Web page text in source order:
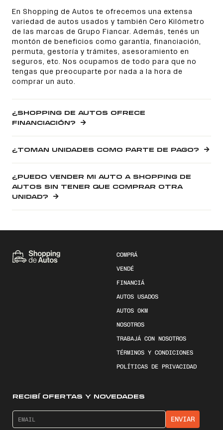
En Shopping de Autos te ofrecemos una extensa
variedad de autos usados y también Cero Kilómetro
de las marcas de Grupo Fiancar. Además, tenés un
montón de beneficios como garantía, financiación,
permuta, gestoría y trámites, asesoramiento en
seguros, etc. Nos ocupamos de todo para que no
tengas que preocuparte por nada a la hora de
comprar un auto.
¿SHOPPING DE AUTOS OFRECE
FINANCIACIÓN?
¿TOMAN UNIDADES COMO PARTE DE PAGO?
¿PUEDO VENDER MI AUTO A SHOPPING DE
AUTOS SIN TENER QUE COMPRAR OTRA
UNIDAD?
COMPRÁ
VENDÉ
FINANCIÁ
AUTOS USADOS
AUTOS 0KM
NOSOTROS
TRABAJÁ CON NOSOTROS
TÉRMINOS Y CONDICIONES
POLÍTICAS DE PRIVACIDAD
RECIBÍ OFERTAS Y NOVEDADES